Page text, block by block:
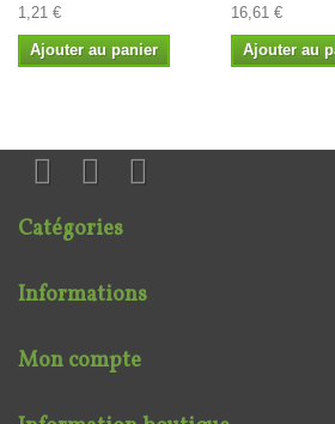
1,21 €
Ajouter au panier
16,61 €
Ajouter au
Catégories
Informations
Mon compte